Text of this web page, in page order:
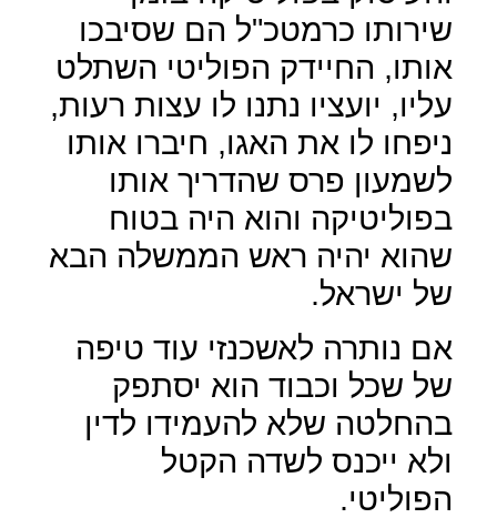
שירותו כרמטכ"ל הם שסיבכו
אותו, החיידק הפוליטי השתלט
עליו, יועציו נתנו לו עצות רעות,
ניפחו לו את האגו, חיברו אותו
לשמעון פרס שהדריך אותו
בפוליטיקה והוא היה בטוח
שהוא יהיה ראש הממשלה הבא
של ישראל.
אם נותרה לאשכנזי עוד טיפה
של שכל וכבוד הוא יסתפק
בהחלטה שלא להעמידו לדין
ולא ייכנס לשדה הקטל
הפוליטי.